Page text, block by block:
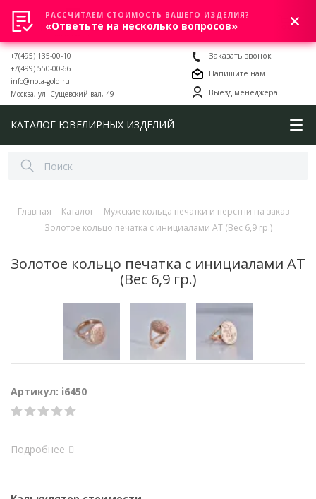
0
+7(495) 135-00-10
+7(499) 550-00-66
info@nota-gold.ru
Москва, ул. Сущевский вал, 49
Заказать звонок
Напишите нам
Выезд менеджера
КАТАЛОГ ЮВЕЛИРНЫХ ИЗДЕЛИЙ
Главная - Каталог - Мужские кольца печатки и перстни на заказ -
Золотое кольцо печатка с инициалами АТ (Вес 6,9 гр.)
Золотое кольцо печатка с инициалами АТ
(Вес 6,9 гр.)
Артикул: i6450
Подробнее
РАССЧИТАЕМ СТОИМОСТЬ ВАШЕГО ИЗДЕЛИЯ?
«Ответьте на несколько вопросов»